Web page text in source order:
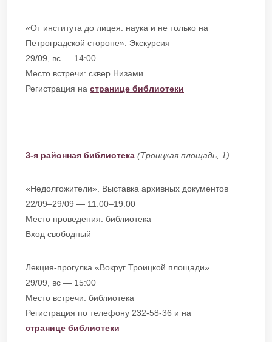
«От института до лицея: наука и не только на
Петроградской стороне». Экскурсия
29/09, вс — 14:00
Место встречи: сквер Низами
Регистрация на странице библиотеки
3-я районная библиотека (Троицкая площадь, 1)
«Недолгожители». Выставка архивных документов
22/09–29/09 — 11:00–19:00
Место проведения: библиотека
Вход свободный
Лекция-прогулка «Вокруг Троицкой площади».
29/09, вс — 15:00
Место встречи: библиотека
Регистрация по телефону 232-58-36 и на
странице библиотеки